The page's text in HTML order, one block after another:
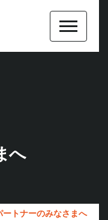
へ
ートナーのみなさまへ